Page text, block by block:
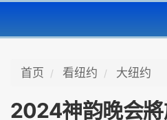
首页 看纽约 大纽约
2024神韵晚会